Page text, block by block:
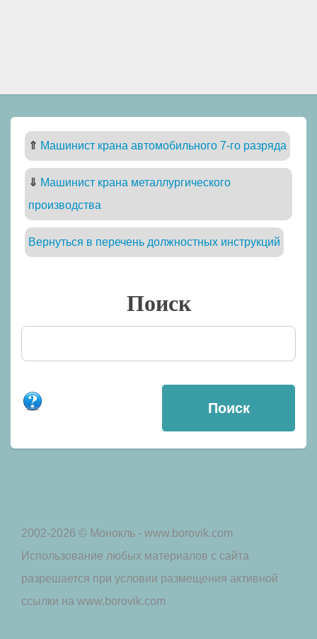
⇑ Машинист крана автомобильного 7-го разряда
⇓ Машинист крана металлургического
производства
Вернуться в перечень должностных инструкций
Поиск
2002-2026 © Монокль - www.borovik.com
Использование любых материалов с сайта
разрешается при условии размещения активной
ссылки на www.borovik.com